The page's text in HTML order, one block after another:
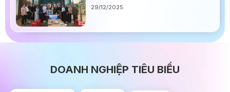
29/12/2025
DOANH NGHIỆP TIÊU BIỂU